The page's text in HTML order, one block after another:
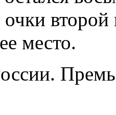
второй
место.